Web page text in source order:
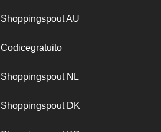
Shoppingspout AU
Codicegratuito
Shoppingspout NL
Shoppingspout DK